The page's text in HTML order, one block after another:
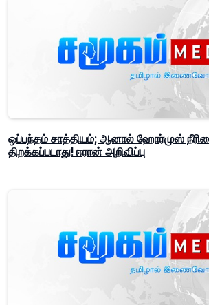
ஒப்பந்தம் சாத்தியம்; ஆனால் ஹோர்முஸ்
திறக்கப்படாது! ஈரான் அறிவிப்பு